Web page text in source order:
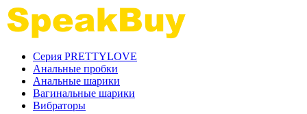
Серия PRETTYLOVE
Анальные пробки
Анальные шарики
Вагинальные шарики
Вибраторы